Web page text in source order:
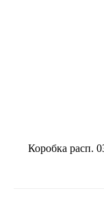
Коробка расп.